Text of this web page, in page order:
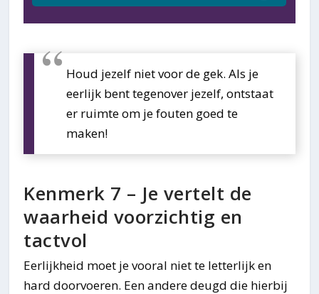
Houd jezelf niet voor de gek. Als je
eerlijk bent tegenover jezelf, ontstaat
er ruimte om je fouten goed te
maken!
Kenmerk 7 – Je vertelt de
waarheid voorzichtig en
tactvol
Eerlijkheid moet je vooral niet te letterlijk en
hard doorvoeren. Een andere deugd die hierbij